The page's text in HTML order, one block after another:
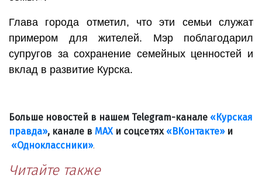
Глава города отметил, что эти семьи служат
примером для жителей. Мэр поблагодарил
супругов за сохранение семейных ценностей и
вклад в развитие Курска.
Больше новостей в нашем Telegram-канале «Курская
правда», канале в МАХи соцсетях «ВКонтакте»и
«Одноклассники».
Читайте также